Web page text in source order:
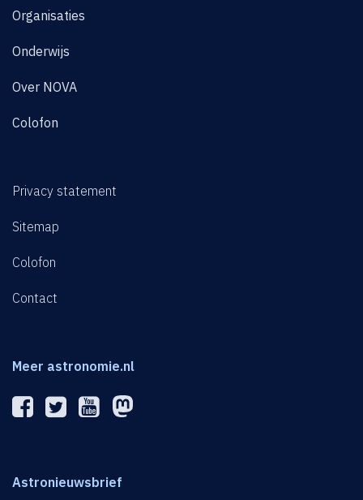
Organisaties
Onderwijs
Over NOVA
Colofon
Privacy statement
Sitemap
Colofon
Contact
Meer astronomie.nl
Astronieuwsbrief